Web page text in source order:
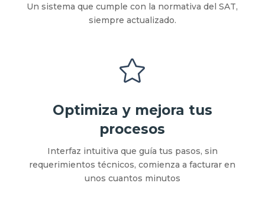
Un sistema que cumple con la normativa del SAT,
siempre actualizado.

Optimiza y mejora tus
procesos
Interfaz intuitiva que guía tus pasos, sin
requerimientos técnicos, comienza a facturar en
unos cuantos minutos